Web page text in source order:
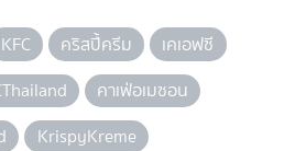
KFC คริสปี้ครีม
เคเอฟซี
คาเฟ่อเมซอน
KrispyKreme